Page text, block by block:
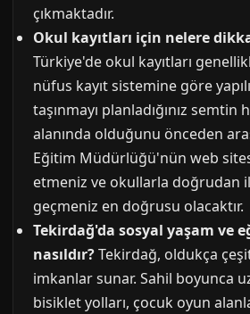
çıkmaktadır.
Okul kayıtları için nelere
Türkiye'de okul kayıtları
nüfus kayıt sistemine göre
taşınmayı planladığınız
alanında olduğunu önceden
Eğitim Müdürlüğü'nün web
etmeniz ve okullarla doğrudan
geçmeniz en doğrusu olacaktır.
Tekirdağ'da sosyal yaşam ve
nasıldır?Tekirdağ, oldukça
imkanlar sunar. Sahil boyunca
bisiklet yolları, çocuk oyun